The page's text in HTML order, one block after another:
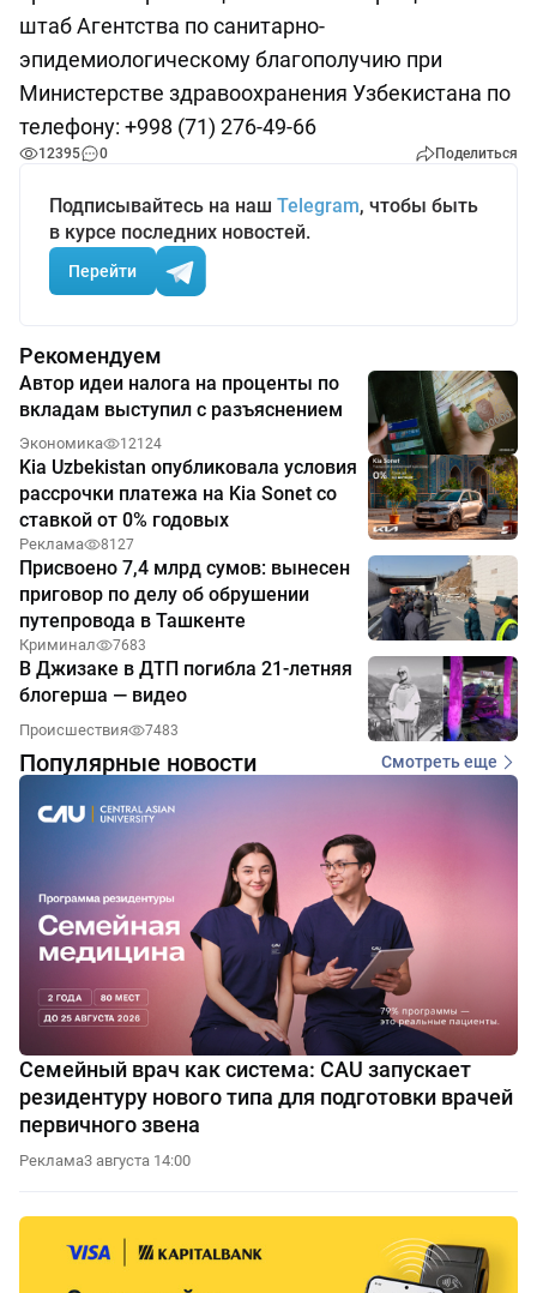
штаб Агентства по санитарно-
эпидемиологическому благополучию при
Министерстве здравоохранения Узбекистана по
телефону: +998 (71) 276-49-66
12395 0 Поделиться
Подписывайтесь на наш Telegram, чтобы быть
в курсе последних новостей.
Перейти
Рекомендуем
Автор идеи налога на проценты по
вкладам выступил с разъяснением
Экономика 12124
Kia Uzbekistan опубликовала условия
рассрочки платежа на Kia Sonet со
ставкой от 0% годовых
Реклама 8127
Присвоено 7,4 млрд сумов: вынесен
приговор по делу об обрушении
путепровода в Ташкенте
Криминал 7683
В Джизаке в ДТП погибла 21-летняя
блогерша — видео
Происшествия 7483
Популярные новости Смотреть еще
Семейный врач как система: CAU запускает
резидентуру нового типа для подготовки врачей
первичного звена
Реклама3 августа 14:00